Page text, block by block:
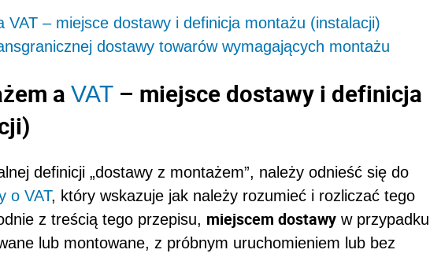
VAT – miejsce dostawy i definicja montażu (instalacji)
dostawy towarów wymagających montażu
a VAT – miejsce dostawy i definicja
definicji „dostawy z montażem”, należy odnieść się do
o VAT, który wskazuje jak należy rozumieć i rozliczać tego
z treścią tego przepisu, miejscem dostawy w przypadku
lub montowane, z próbnym uruchomieniem lub bez